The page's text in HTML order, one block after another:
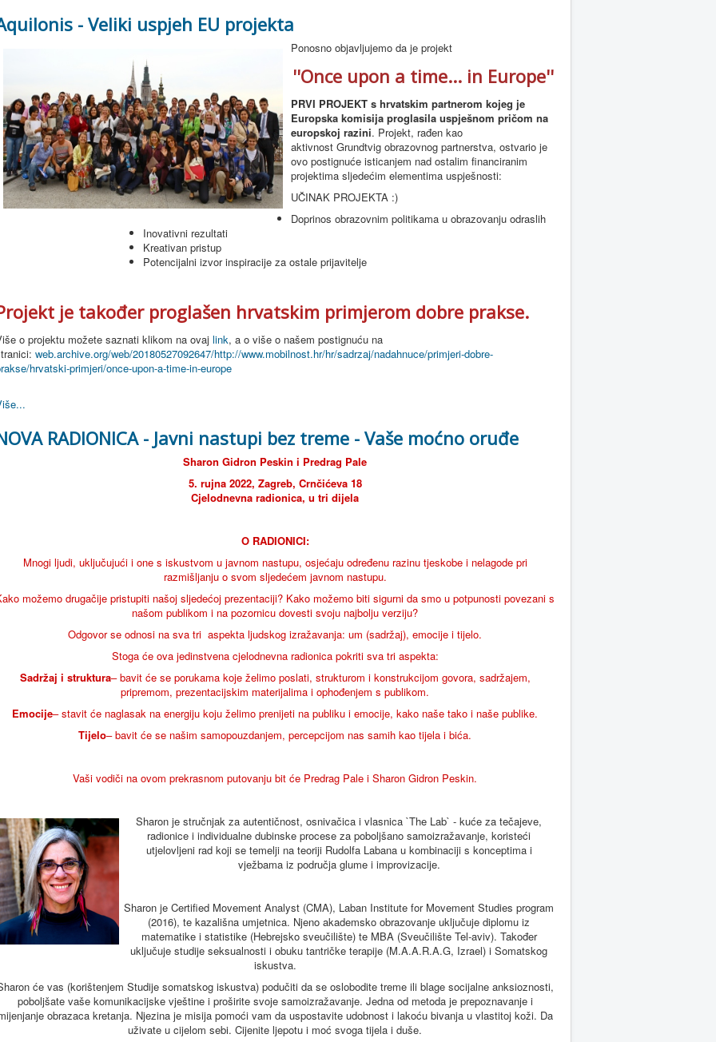
- Veliki uspjeh EU projekta
Ponosno objavljujemo da je projekt
''Once upon a time... in Europe''
PRVI PROJEKT s hrvatskim partnerom kojeg je
Europska komisija proglasila uspješnom pričom na
europskoj razini. Projekt, rađen kao
aktivnost Grundtvig obrazovnog partnerstva, ostvario je
ovo postignuće isticanjem nad ostalim financiranim
projektima sljedećim elementima uspješnosti:
UČINAK PROJEKTA :)
Doprinos obrazovnim politikama u obrazovanju odraslih
Inovativni rezultati
Kreativan pristup
Potencijalni izvor inspiracije za ostale prijavitelje
je također proglašen hrvatskim primjerom dobre prakse.
o projektu možete saznati klikom na ovaj link, a o više o našem postignuću na
web.archive.org/web/20180527092647/http://www.mobilnost.hr/hr/sadrzaj/nadahnuce/primjeri-dobre-
hrvatski-primjeri/once-upon-a-time-in-europe
RADIONICA - Javni nastupi bez treme - Vaše moćno oruđe
Sharon Gidron Peskin i Predrag Pale
5. rujna 2022, Zagreb, Crnčićeva 18
Cjelodnevna radionica, u tri dijela
O RADIONICI:
Mnogi ljudi, uključujući i one s iskustvom u javnom nastupu, osjećaju određenu razinu tjeskobe i nelagode pri
razmišljanju o svom sljedećem javnom nastupu.
možemo drugačije pristupiti našoj sljedećoj prezentaciji? Kako možemo biti sigurni da smo u potpunosti povezani s
našom publikom i na pozornicu dovesti svoju najbolju verziju?
Odgovor se odnosi na sva tri aspekta ljudskog izražavanja: um (sadržaj), emocije i tijelo.
Stoga će ova jedinstvena cjelodnevna radionica pokriti sva tri aspekta:
Sadržaj i struktura– bavit će se porukama koje želimo poslati, strukturom i konstrukcijom govora, sadržajem,
pripremom, prezentacijskim materijalima i ophođenjem s publikom.
Emocije– stavit će naglasak na energiju koju želimo prenijeti na publiku i emocije, kako naše tako i naše publike.
Tijelo– bavit će se našim samopouzdanjem, percepcijom nas samih kao tijela i bića.
Vaši vodiči na ovom prekrasnom putovanju bit će Predrag Pale i Sharon Gidron Peskin.
Sharon je stručnjak za autentičnost, osnivačica i vlasnica `The Lab` - kuće za tečajeve,
radionice i individualne dubinske procese za poboljšano samoizražavanje, koristeći
utjelovljeni rad koji se temelji na teoriji Rudolfa Labana u kombinaciji s konceptima i
vježbama iz područja glume i improvizacije.
Sharon je Certified Movement Analyst (CMA), Laban Institute for Movement Studies program
(2016), te kazališna umjetnica. Njeno akademsko obrazovanje uključuje diplomu iz
matematike i statistike (Hebrejsko sveučilište) te MBA (Sveučilište Tel-aviv). Također
uključuje studije seksualnosti i obuku tantričke terapije (M.A.A.R.A.G, Izrael) i Somatskog
iskustva.
će vas (korištenjem Studije somatskog iskustva) podučiti da se oslobodite treme ili blage socijalne anksioznosti,
poboljšate vaše komunikacijske vještine i proširite svoje samoizražavanje. Jedna od metoda je prepoznavanje i
obrazaca kretanja. Njezina je misija pomoći vam da uspostavite udobnost i lakoću bivanja u vlastitoj koži. Da
uživate u cijelom sebi. Cijenite ljepotu i moć svoga tijela i duše.